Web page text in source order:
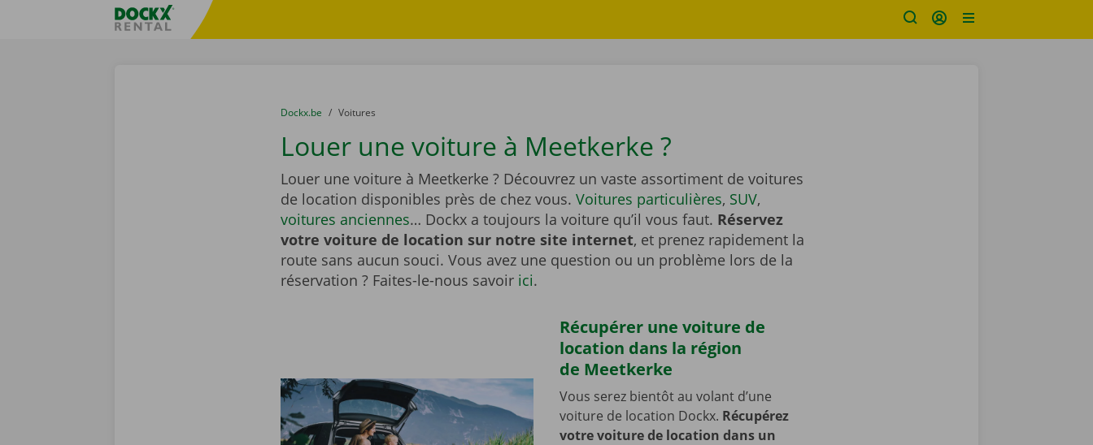
sitename
You are here:
du
Dockx.be to
Voitures
Louer une voiture à Meetkerke ?
Louer une voiture à Meetkerke ? Découvrez un vaste assortiment de voitures
de location disponibles près de chez vous. Voitures particulières, SUV,
voitures anciennes… Dockx a toujours la voiture qu’il vous faut. Réservez
votre voiture de location sur notre site internet, et prenez rapidement la
route sans aucun souci. Vous avez une question ou un problème lors de la
réservation ? Faites-le-nous savoir ici.
Récupérer une voiture de
location dans la région
de Meetkerke
Vous serez bientôt au volant d’une
voiture de location Dockx. Récupérez
votre voiture de location dans un